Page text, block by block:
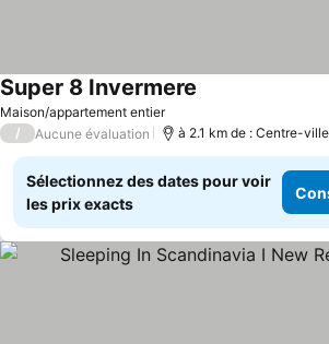
Maison/appartement entier
Super 8 Invermere
/ Aucune évaluation à 2.1 km de : Centre-ville
Sélectionnez des dates pour voir
les prix exacts